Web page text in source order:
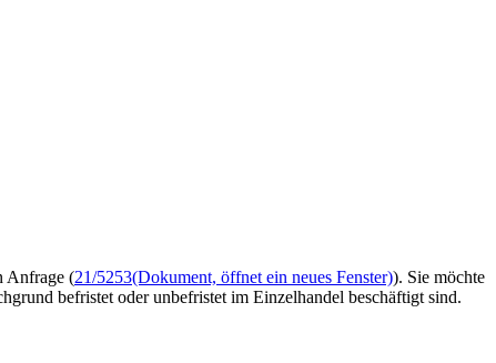
Anfrage (21/5253(Dokument, öffnet ein neues Fenster)). Sie möchte
befristet oder unbefristet im Einzelhandel beschäftigt sind.